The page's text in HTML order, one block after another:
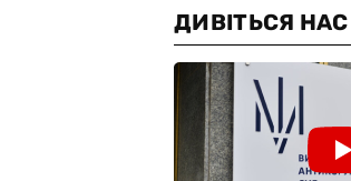
ДИВІТЬСЯ НАС